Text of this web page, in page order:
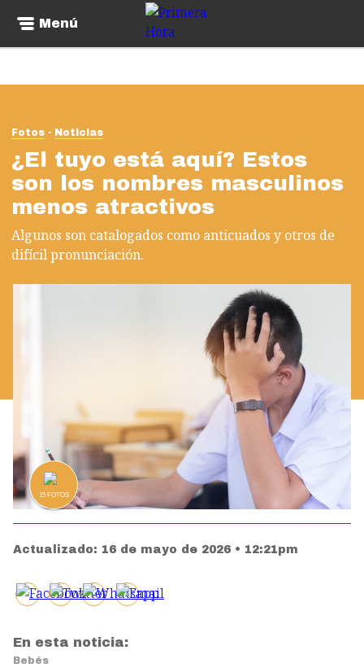
Menú
Fotos Noticias
¿El tuyo está aquí? Estos
son los nombres masculinos
menos atractivos
Algunos son catalogados como anticuados y otros de
difícil pronunciación.
15FOTOS
Actualizado: 16 de mayo de 2026 • 12:21pm
En esta noticia:
Bebés